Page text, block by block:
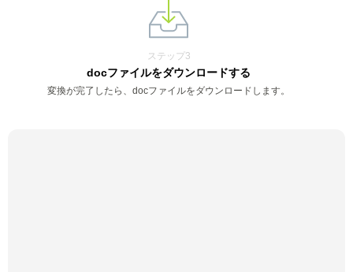
ステップ3
docファイルをダウンロードする
変換が完了したら、docファイルをダウンロードします。